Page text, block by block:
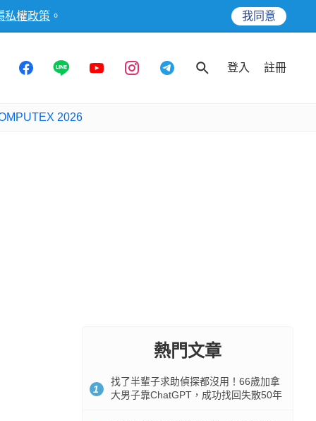
私權政策 。 我同意
登入 註冊
2026
熱門文章
1
找了半輩子求助偵探都沒用！66歲加拿
大男子靠ChatGPT，成功找回失散50年